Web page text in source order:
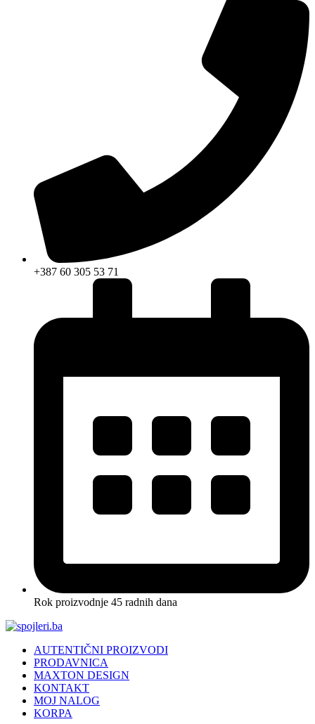
+387 60 305 53 71
Rok proizvodnje 45 radnih dana
AUTENTIČNI PROIZVODI
PRODAVNICA
MAXTON DESIGN
KONTAKT
MOJ NALOG
KORPA